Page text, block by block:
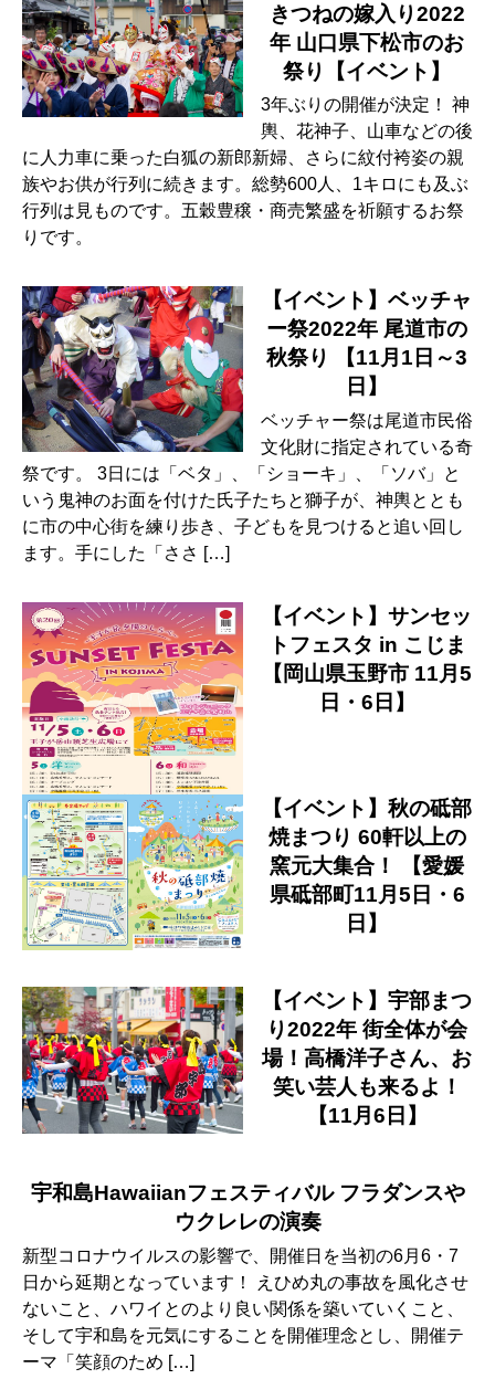
きつねの嫁入り2022
年 山口県下松市のお
祭り【イベント】
3年ぶりの開催が決定！ 神
輿、花神子、山車などの後
に人力車に乗った白狐の新郎新婦、さらに紋付袴姿の親
族やお供が行列に続きます。総勢600人、1キロにも及ぶ
行列は見ものです。五穀豊穣・商売繁盛を祈願するお祭
りです。
【イベント】ベッチャ
ー祭2022年 尾道市の
秋祭り 【11月1日～3
日】
ベッチャー祭は尾道市民俗
文化財に指定されている奇
祭です。 3日には「ベタ」、「ショーキ」、「ソバ」と
いう鬼神のお面を付けた氏子たちと獅子が、神輿ととも
に市の中心街を練り歩き、子どもを見つけると追い回し
ます。手にした「ささ […]
【イベント】サンセッ
トフェスタ in こじま
【岡山県玉野市 11月5
日・6日】
【イベント】秋の砥部
焼まつり 60軒以上の
窯元大集合！ 【愛媛
県砥部町11月5日・6
日】
【イベント】宇部まつ
り2022年 街全体が会
場！高橋洋子さん、お
笑い芸人も来るよ！
【11月6日】
宇和島Hawaiianフェスティバル フラダンスや
ウクレレの演奏
新型コロナウイルスの影響で、開催日を当初の6月6・7
日から延期となっています！ えひめ丸の事故を風化させ
ないこと、ハワイとのより良い関係を築いていくこと、
そして宇和島を元気にすることを開催理念とし、開催テ
ーマ「笑顔のため […]